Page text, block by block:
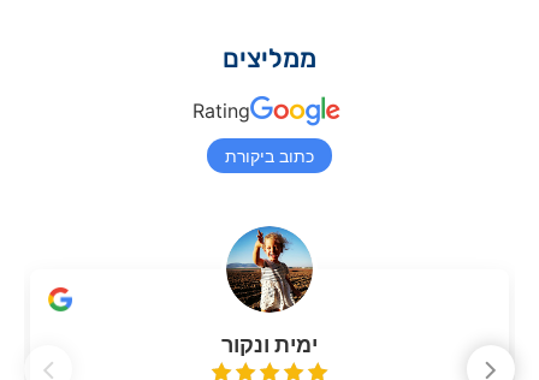
ממליצים
Rating
כתוב ביקורת
ימית ונקור